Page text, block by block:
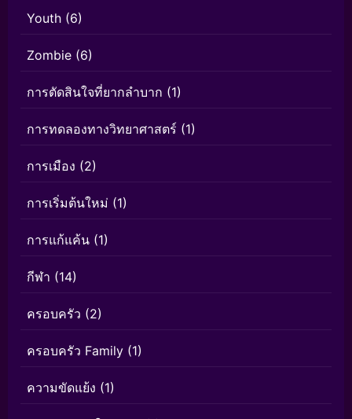
Youth (6)
Zombie (6)
การตัดสินใจที่ยากลำบาก (1)
การทดลองทางวิทยาศาสตร์ (1)
การเมือง (2)
การเริ่มต้นใหม่ (1)
การแก้แค้น (1)
กีฬา (14)
ครอบครัว (2)
ครอบครัว Family (1)
ความขัดแย้ง (1)